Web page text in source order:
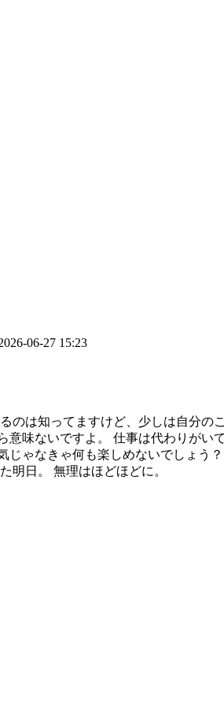
06-27 15:23
は知ってますけど、少しは自分の
意味ないですよ。 仕事は代わりが
じゃなきゃ何も楽しめないでしょ
明日。 無理はほどほどに。